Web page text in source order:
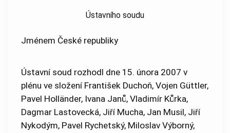
Ústavního soudu
Jménem České republiky
Ústavní soud rozhodl dne 15. února 2007 v
plénu ve složení František Duchoň, Vojen Güttler,
Pavel Holländer, Ivana Janů, Vladimír Kůrka,
Dagmar Lastovecká, Jiří Mucha, Jan Musil, Jiří
Nykodým, Pavel Rychetský, Miloslav Výborný,